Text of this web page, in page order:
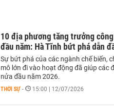
10 địa phương tăng trưởng
đầu năm: Hà Tĩnh bứt phá dẫn
Sự bứt phá của các ngành chế biến,
mô lớn đi vào hoạt động đã giúp các
nửa đầu năm 2026.
THỜI SỰ - 15:00 | 12/07/2026